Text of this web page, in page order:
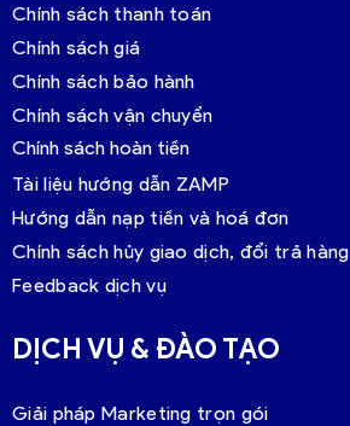
Chính sách thanh toán
Chính sách giá
Chính sách bảo hành
Chính sách vận chuyển
Chính sách hoàn tiền
Tài liệu hướng dẫn ZAMP
Hướng dẫn nạp tiền và hoá đơn
Chính sách hủy giao dịch, đổi trả hàng
Feedback dịch vụ
DỊCH VỤ & ĐÀO TẠO
Giải pháp Marketing trọn gói